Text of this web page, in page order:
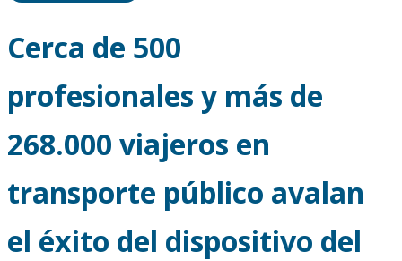
Cerca de 500
profesionales y más de
268.000 viajeros en
transporte público avalan
el éxito del dispositivo del